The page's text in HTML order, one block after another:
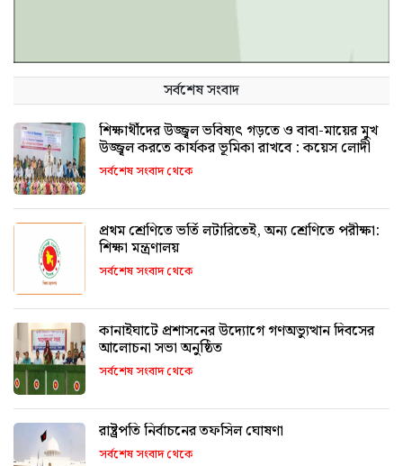
সর্বশেষ সংবাদ
শিক্ষার্থীদের উজ্জ্বল ভবিষ্যৎ গড়তে ও বাবা-মায়ের মুখ
উজ্জ্বল করতে কার্যকর ভূমিকা রাখবে : কয়েস লোদী
সর্বশেষ সংবাদ থেকে
প্রথম শ্রেণিতে ভর্তি লটারিতেই, অন্য শ্রেণিতে পরীক্ষা:
শিক্ষা মন্ত্রণালয়
সর্বশেষ সংবাদ থেকে
কানাইঘাটে প্রশাসনের উদ্যোগে গণঅভ্যুত্থান দিবসের
আলোচনা সভা অনুষ্ঠিত
সর্বশেষ সংবাদ থেকে
রাষ্ট্রপতি নির্বাচনের তফসিল ঘোষণা
সর্বশেষ সংবাদ থেকে